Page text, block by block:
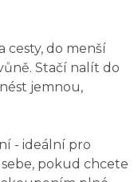
cesty, do menší
Stačí nalít do
jemnou,
- ideální pro
pokud chcete